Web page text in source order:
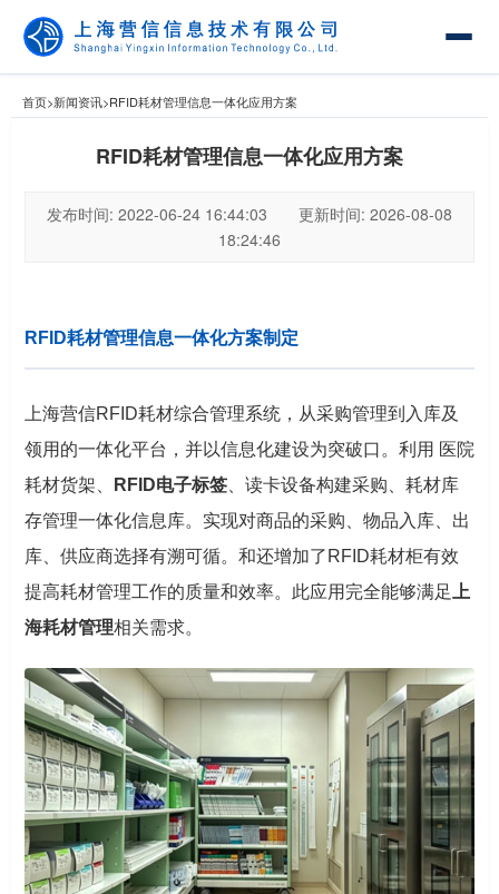
首页>新闻资讯>RFID耗材管理信息一体化应用方案
RFID耗材管理信息一体化应用方案
发布时间: 2022-06-24 16:44:03 更新时间: 2026-08-08
18:24:46
RFID耗材管理信息一体化方案制定
上海营信RFID耗材综合管理系统，从采购管理到入库及
领用的一体化平台，并以信息化建设为突破口。利用 医院
耗材货架、
RFID电子标签 、读卡设备构建采购、耗材库
存管理一体化信息库。实现对商品的采购、物品入库、出
库、供应商选择有溯可循。和还增加了RFID耗材柜有效
提高耗材管理工作的质量和效率。此应用完全能够满足
上
海耗材管理相关需求。